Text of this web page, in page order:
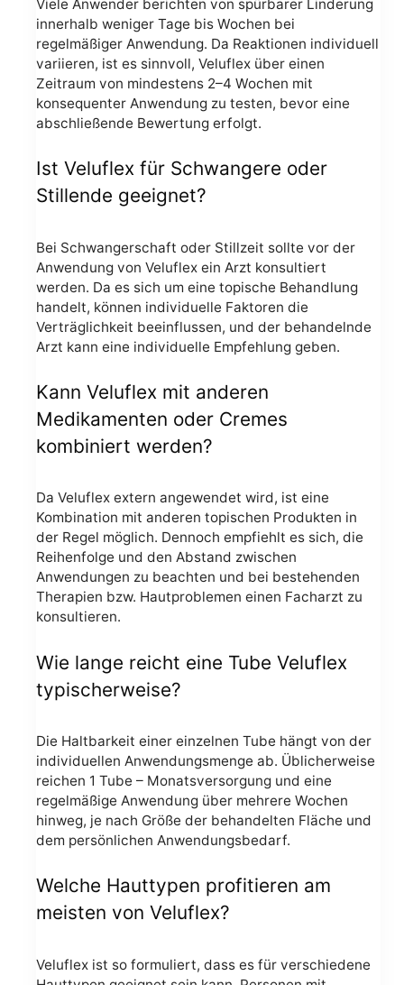
Viele Anwender berichten von spürbarer Linderung
innerhalb weniger Tage bis Wochen bei
regelmäßiger Anwendung. Da Reaktionen individuell
variieren, ist es sinnvoll, Veluflex über einen
Zeitraum von mindestens 2–4 Wochen mit
konsequenter Anwendung zu testen, bevor eine
abschließende Bewertung erfolgt.
Ist Veluflex für Schwangere oder
Stillende geeignet?
Bei Schwangerschaft oder Stillzeit sollte vor der
Anwendung von Veluflex ein Arzt konsultiert
werden. Da es sich um eine topische Behandlung
handelt, können individuelle Faktoren die
Verträglichkeit beeinflussen, und der behandelnde
Arzt kann eine individuelle Empfehlung geben.
Kann Veluflex mit anderen
Medikamenten oder Cremes
kombiniert werden?
Da Veluflex extern angewendet wird, ist eine
Kombination mit anderen topischen Produkten in
der Regel möglich. Dennoch empfiehlt es sich, die
Reihenfolge und den Abstand zwischen
Anwendungen zu beachten und bei bestehenden
Therapien bzw. Hautproblemen einen Facharzt zu
konsultieren.
Wie lange reicht eine Tube Veluflex
typischerweise?
Die Haltbarkeit einer einzelnen Tube hängt von der
individuellen Anwendungsmenge ab. Üblicherweise
reichen 1 Tube – Monatsversorgung und eine
regelmäßige Anwendung über mehrere Wochen
hinweg, je nach Größe der behandelten Fläche und
dem persönlichen Anwendungsbedarf.
Welche Hauttypen profitieren am
meisten von Veluflex?
Veluflex ist so formuliert, dass es für verschiedene